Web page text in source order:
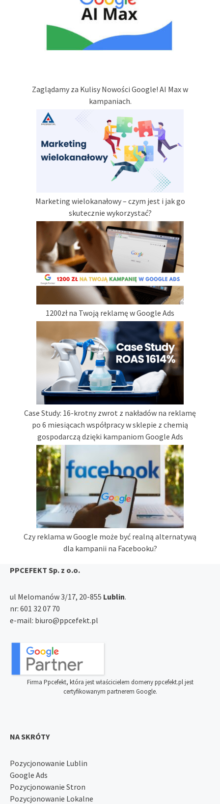
Zaglądamy za Kulisy Nowości Google! AI Max w
kampaniach.
Marketing wielokanałowy – czym jest i jak go
skutecznie wykorzystać?
1200zł na Twoją reklamę w Google Ads
Case Study: 16-krotny zwrot z nakładów na reklamę
po 6 miesiącach współpracy w sklepie z chemią
gospodarczą dzięki kampaniom Google Ads
Czy reklama w Google może być realną alternatywą
dla kampanii na Facebooku?
PPCEFEKT Sp. z o.o.
ul Melomanów 3/17, 20-855 Lublin.
nr: 601 32 07 70
e-mail: biuro@ppcefekt.pl
Firma Ppcefekt, która jest właścicielem domeny ppcefekt.pl jest
certyfikowanym partnerem Google.
NA SKRÓTY
Pozycjonowanie Lublin
Google Ads
Pozycjonowanie Stron
Pozycjonowanie Lokalne